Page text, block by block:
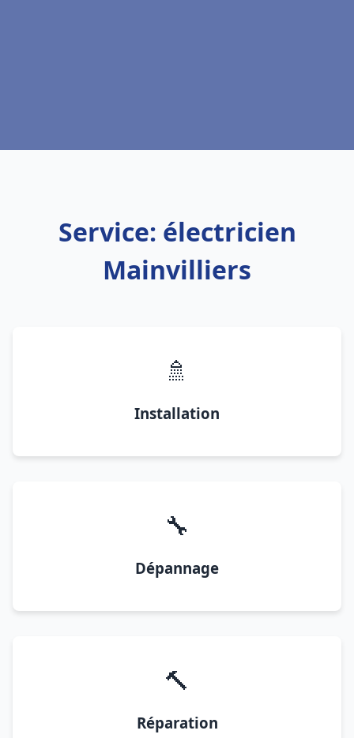
Service: électricien
Mainvilliers
🚿
Installation
🔧
Dépannage
🔨
Réparation